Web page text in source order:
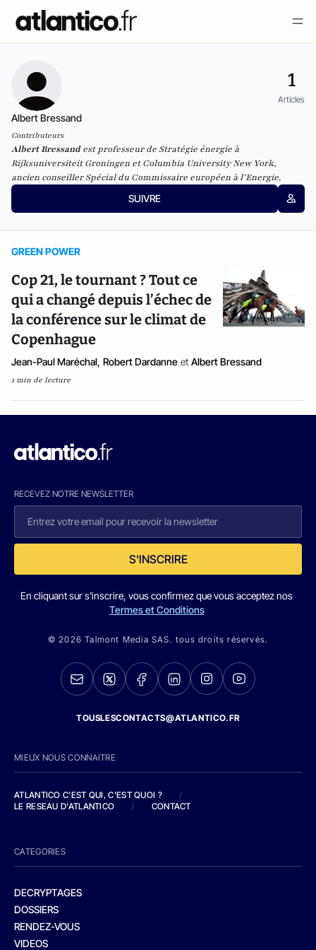
1
Articles
Albert Bressand
Contributeurs
Albert Bressandest professeur de Stratégie énergie à
Rijksuniversiteit Groningen et Columbia University New York,
ancien conseiller Spécial du Commissaire européen à l’Energie.
SUIVRE
GREEN POWER
Cop 21, le tournant ? Tout ce
qui a changé depuis l’échec de
la conférence sur le climat de
Copenhague
Jean-Paul Maréchal, Robert Dardanne et Albert Bressand
1 min de lecture
RECEVEZ NOTRE NEWSLETTER
S'INSCRIRE
En cliquant sur s'inscrire, vous confirmez que vous acceptez nos
Termes et Conditions
© 2026 Talmont Media SAS. tous droits réservés.
TOUSLESCONTACTS@ATLANTICO.FR
MIEUX NOUS CONNAITRE
ATLANTICO C'EST QUI, C'EST QUOI ?
/
LE RESEAU D'ATLANTICO
/ CONTACT
CATEGORIES
DECRYPTAGES
DOSSIERS
RENDEZ-VOUS
VIDEOS